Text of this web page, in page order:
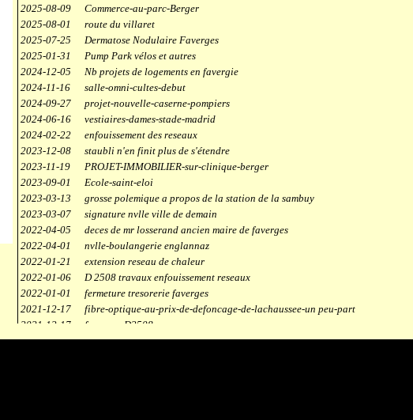
2025-08-09
Commerce-au-parc-Berger
2025-08-01
route du villaret
2025-07-25
Dermatose Nodulaire Faverges
2025-01-31
Pump Park vélos et autres
2024-12-05
Nb projets de logements en favergie
2024-11-16
salle-omni-cultes-debut
2024-09-27
projet-nouvelle-caserne-pompiers
2024-06-16
vestiaires-dames-stade-madrid
2024-02-22
enfouissement des reseaux
2023-12-08
staubli n'en finit plus de s'étendre
2023-11-19
PROJET-IMMOBILIER-sur-clinique-berger
2023-09-01
Ecole-saint-eloi
2023-03-13
grosse polemique a propos de la station de la sambuy
2023-03-07
signature nvlle ville de demain
2022-04-05
deces de mr losserand ancien maire de faverges
2022-04-01
nvlle-boulangerie englannaz
2022-01-21
extension reseau de chaleur
2022-01-06
D 2508 travaux enfouissement reseaux
2022-01-01
fermeture tresorerie faverges
2021-12-17
fibre-optique-au-prix-de-defoncage-de-lachaussee-un peu-part
2021-12-17
faverges-D2508
2021-12-17
staubli